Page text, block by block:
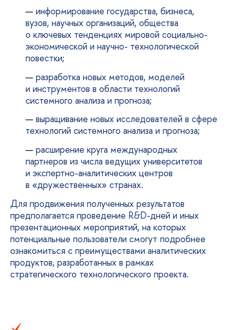
информирование государства, бизнеса,
вузов, научных организаций, общества
о ключевых тенденциях мировой социально-
экономической и научно- технологической
повестки;
разработка новых методов, моделей
и инструментов в области технологий
системного анализа и прогноза;
выращивание новых исследователей в сфере
технологий системного анализа и прогноза;
расширение круга международных
партнеров из числа ведущих университетов
и экспертно-аналитических центров
в «дружественных» странах.
Для продвижения полученных результатов
предполагается проведение R&D-дней и иных
презентационных мероприятий, на которых
потенциальные пользователи смогут подробнее
ознакомиться с преимуществами аналитических
продуктов, разработанных в рамках
стратегического технологического проекта.